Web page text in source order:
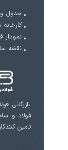
جدول
نمودار
نقشه
فولاد و
تامین